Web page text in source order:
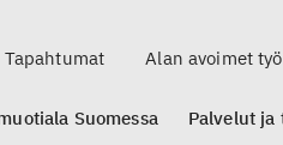
Tapahtumat Alan avoimet
Suomessa Palvelut